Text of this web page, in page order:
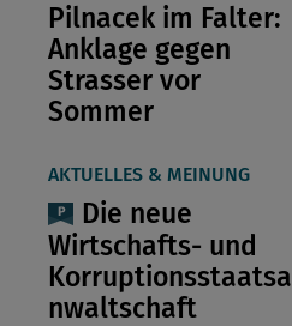
Pilnacek im Falter:
Anklage gegen
Strasser vor
Sommer
AKTUELLES & MEINUNG
Die neue
Wirtschafts- und
Korruptionsstaatsa
nwaltschaft